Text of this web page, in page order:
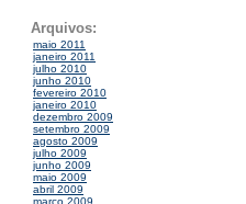
Arquivos:
maio 2011
janeiro 2011
julho 2010
junho 2010
fevereiro 2010
janeiro 2010
dezembro 2009
setembro 2009
agosto 2009
julho 2009
junho 2009
maio 2009
abril 2009